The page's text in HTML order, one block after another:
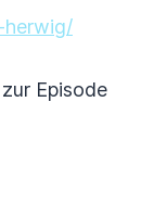
herwig/
Episode